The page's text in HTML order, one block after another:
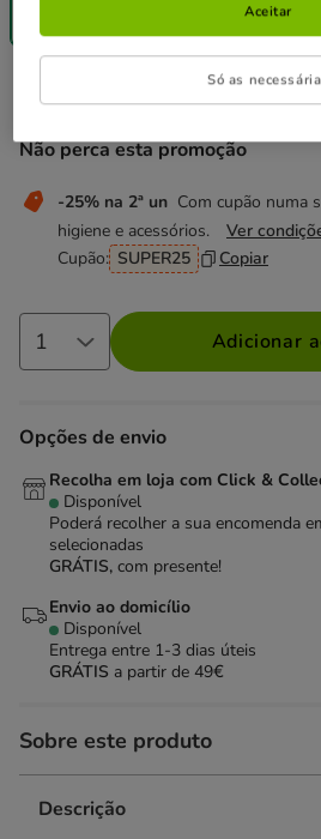
Não perca esta promoção
-25% na 2ª un Com cupão numa
higiene e acessórios.
Ver
Cupão: SUPER25 Copiar
Preço 2.69€, 17.93 EUR por kg
2.69€
Adicionar
Opções de envio
Recolha em loja com Click &
Disponível
Poderá recolher a sua encomenda
selecionadas
GRÁTIS, com presente!
Envio ao domicílio
Disponível
Entrega entre 1-3 dias úteis
GRÁTIS a partir de 49€
Sobre este produto
Descrição
Só as
Aceitar